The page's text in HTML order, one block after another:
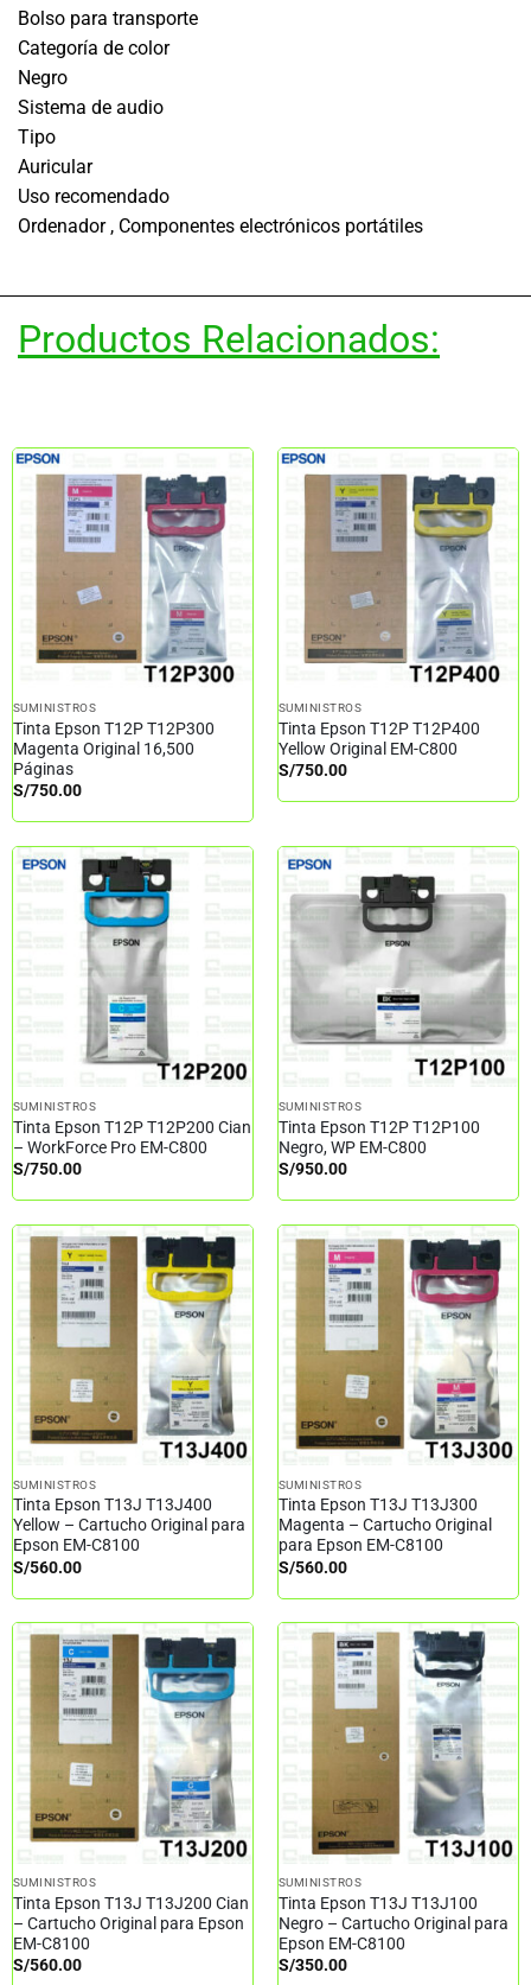
Bolso para transporte
Categoría de color
Negro
Sistema de audio
Tipo
Auricular
Uso recomendado
Ordenador , Componentes electrónicos portátiles
Productos Relacionados:
SUMINISTROS
Tinta Epson T12P T12P300
Magenta Original 16,500
Páginas
S/750.00
SUMINISTROS
Tinta Epson T12P T12P400
Yellow Original EM-C800
S/750.00
SUMINISTROS
Tinta Epson T12P T12P200 Cian
– WorkForce Pro EM-C800
S/750.00
SUMINISTROS
Tinta Epson T12P T12P100
Negro, WP EM-C800
S/950.00
SUMINISTROS
Tinta Epson T13J T13J400
Yellow – Cartucho Original para
Epson EM-C8100
S/560.00
SUMINISTROS
Tinta Epson T13J T13J300
Magenta – Cartucho Original
para Epson EM-C8100
S/560.00
SUMINISTROS
Tinta Epson T13J T13J200 Cian
– Cartucho Original para Epson
EM-C8100
S/560.00
SUMINISTROS
Tinta Epson T13J T13J100
Negro – Cartucho Original para
Epson EM-C8100
S/350.00